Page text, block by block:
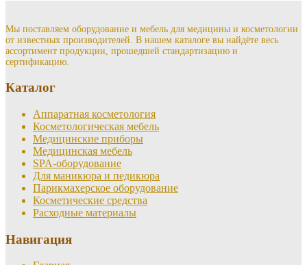
Мы поставляем оборудование и мебель для медицины и косметологии
от известных производителей. В нашем каталоге вы найдёте весь
ассортимент продукции, прошедшей стандартизацию и
сертификацию.
Каталог
Аппаратная косметология
Косметологическая мебель
Медицинские приборы
Медицинская мебель
SPA-оборудование
Для маникюра и педикюра
Парикмахерское оборудование
Косметические средства
Расходные материалы
Навигация